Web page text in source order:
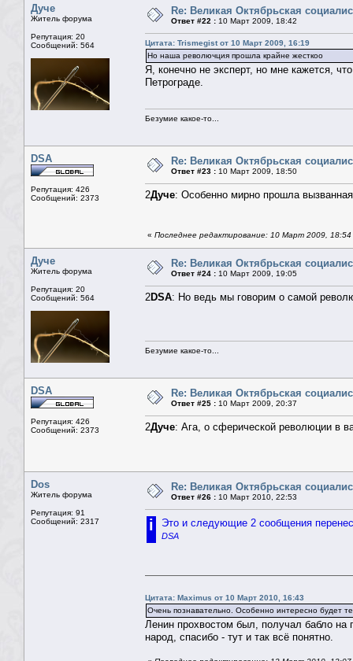
Дуче
Житель форума
Репутация: 20
Сообщений: 564
Re: Великая Октябрьская
Ответ #22 : 10 Март 2009, 18:42
Цитата: Trismegist от 10 Март 2009, 16:19
Но наша револючция прошла крайне жесткоо
Я, конечно не эксперт, но мне кажется,
Петрограде.
Безумие какое-то...
DSA
Репутация: 426
Сообщений: 2373
Re: Великая Октябрьская
Ответ #23 : 10 Март 2009, 18:50
2Дуче: Особенно мирно прошла
« Последнее редактирование: 10 Март 2009,
Дуче
Житель форума
Репутация: 20
Сообщений: 564
Re: Великая Октябрьская
Ответ #24 : 10 Март 2009, 19:05
2DSA: Но ведь мы говорим о самой
Безумие какое-то...
DSA
Репутация: 426
Сообщений: 2373
Re: Великая Октябрьская
Ответ #25 : 10 Март 2009, 20:37
2Дуче: Ага, о сферической революции в
Dos
Житель форума
Репутация: 91
Сообщений: 2317
Re: Великая Октябрьская
Ответ #26 : 10 Март 2010, 22:53
i Это и следующие 2 сообщения
DSA
Цитата: Maximus от 10 Март 2010, 16:43
Очень познавательно. Особенно интересно будет
Ленин прохвостом был, получал бабло на
народ, спасибо - тут и так всё понятно.